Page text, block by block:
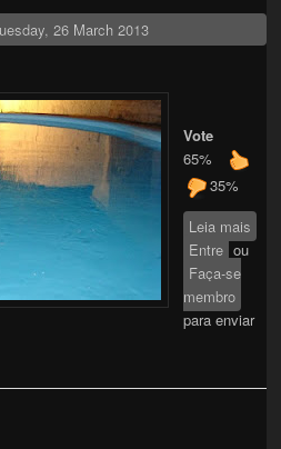
26 March 2013
Vote
65%
35%
Leia mais
Entre ou
Faça-se
membro
para enviar